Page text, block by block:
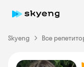
Skyeng Все